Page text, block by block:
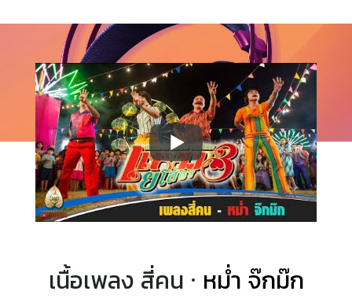
เนื้อเพลง สี่คน · หม่ำ จ๊กม๊ก